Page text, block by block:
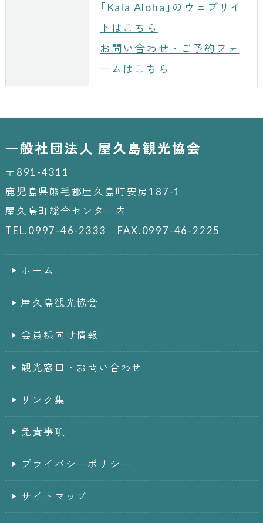
「Kala Aloha」のウェブサイ
トはこちら
お問い合わせ・ご予約フォ
ームはこちら
一般社団法人 屋久島観光協会
〒891-4311
鹿児島県熊毛郡屋久島町安房187-1
屋久島町総合センター内
TEL.0997-46-2333 FAX.0997-46-2225
ホーム
屋久島観光協会
会員様向け情報
観光窓口・お問い合わせ
リンク集
免責事項
プライバシーポリシー
サイトマップ